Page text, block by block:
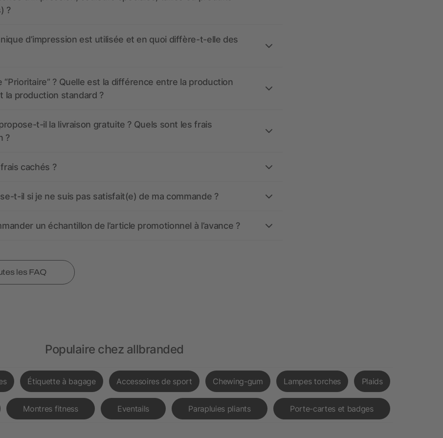
?
d’impression est utilisée et en quoi diffère-t-elle des
“Prioritaire” ? Quelle est la différence entre la production
la production standard ?
t-il la livraison gratuite ? Quels sont les frais
?
cachés ?
t-il si je ne suis pas satisfait(e) de ma commande ?
un échantillon de l’article promotionnel à l’avance ?
les FAQ
Populaire chez allbranded
Étiquette à bagage Accessoires de sport Chewing-gum Lampes torches Plaids
Montres fitness Eventails Parapluies pliants Porte-cartes et badges